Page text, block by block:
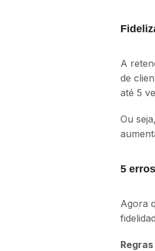
A
de
até 5
Ou
5
Agora